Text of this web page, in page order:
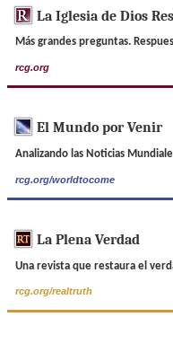
La Iglesia de Dios
Más grandes preguntas.
rcg.org
El Mundo por Venir
Analizando las Noticias
rcg.org/worldtocome
La Plena Verdad
Una revista que restaura el
rcg.org/realtruth